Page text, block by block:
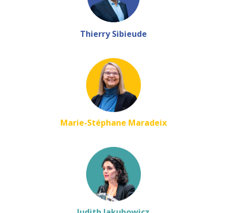
Thierry Sibieude
Marie-Stéphane Maradeix